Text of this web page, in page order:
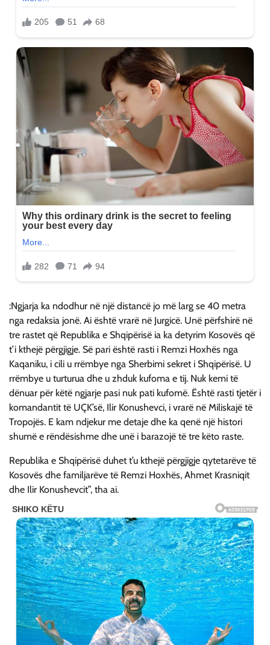
:Ngjarja ka ndodhur në një distancë jo më larg se 40 metra
nga redaksia jonë. Ai është vrarë në Jurgicë. Unë përfshirë në
tre rastet që Republika e Shqipërisë ia ka detyrim Kosovës që
t’i kthejë përgjigje. Së pari është rasti i Remzi Hoxhës nga
Kaqaniku, i cili u rrëmbye nga Sherbimi sekret i Shqipërisë. U
rrëmbye u turturua dhe u zhduk kufoma e tij. Nuk kemi të
dënuar për këtë ngjarje pasi nuk pati kufomë. Është rasti tjetër i
komandantit të UÇK’së, Ilir Konushevci, i vrarë në Miliskajë të
Tropojës. E kam ndjekur me detaje dhe ka qenë një histori
shumë e rëndësishme dhe unë i barazojë të tre këto raste.
Republika e Shqipërisë duhet t’u kthejë përgjigje qytetarëve të
Kosovës dhe familjarëve të Remzi Hoxhës, Ahmet Krasniqit
dhe Ilir Konushevcit”, tha ai.